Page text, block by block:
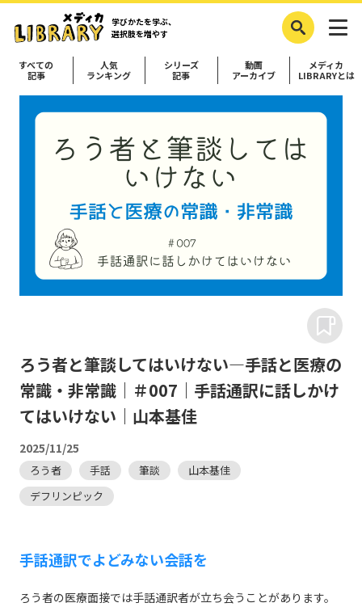
学びかたを学ぶ、
選択肢を増やす
すべての
記事
人気
ランキング
シリーズ
記事
動画
アーカイブ
メディカ
LIBRARYとは
ろう者と筆談してはいけない―手話と医療の
常識・非常識｜＃007｜手話通訳に話しかけ
てはいけない｜山本基佳
2025/11/25
ろう者 手話 筆談
山本基佳
デフリンピック
手話通訳でよどみない会話を
ろう者の医療面接では手話通訳者が立ち会うことがあります。